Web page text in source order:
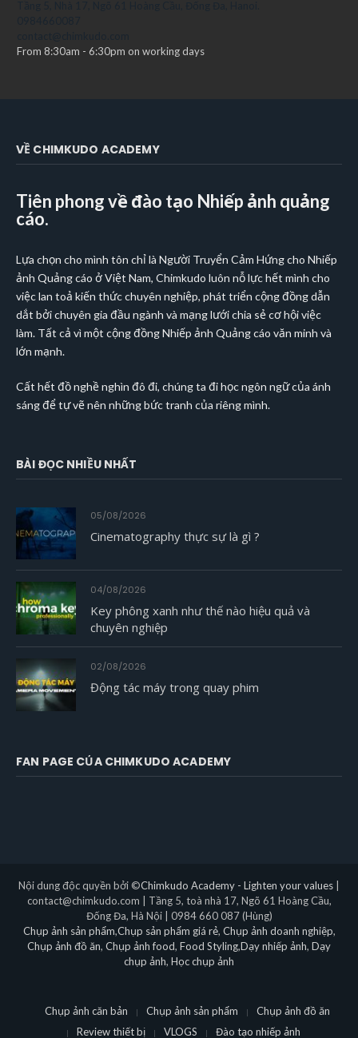
From 8:30am - 6:30pm on working days
VỀ CHIMKUDO ACADEMY
Tiên phong về đào tạo Nhiếp ảnh quảng
cáo.
Lựa chọn cho mình tôn chỉ là Người Truyển Cảm Hứng cho Nhiếp
ảnh Quảng cáo ở Việt Nam, Chimkudo luôn nỗ lực hết mình cho
việc lan toả kiến thức chuyên nghiệp, phát triển cộng đồng dẫn
dắt bởi chuyên gia đầu ngành và mạng lưới chia sẻ cơ hội việc
làm. Tất cả vì một cộng đồng Nhiếp ảnh Quảng cáo văn minh và
lớn mạnh.
Cất hết đồ nghề nghìn đô đi, chúng ta đi học ngôn ngữ của ánh
sáng để tự vẽ nên những bức tranh của riêng mình.
BÀI ĐỌC NHIỀU NHẤT
05/08/2026
Cinematography thực sự là gì ?
04/08/2026
Key phông xanh như thế nào hiệu quả và
chuyên nghiệp
02/08/2026
Động tác máy trong quay phim
FAN PAGE CỦA CHIMKUDO ACADEMY
Nội dung độc quyền bởi ©Chimkudo Academy - Lighten your values |
contact@chimkudo.com | Tầng 5, toà nhà 17, Ngõ 61 Hoàng Cầu,
Đống Đa, Hà Nội | 0984 660 087 (Hùng)
Chụp ảnh sản phẩm,Chụp sản phẩm giá rẻ, Chụp ảnh doanh nghiệp,
Chụp ảnh đồ ăn, Chụp ảnh food, Food Styling,Dạy nhiếp ảnh, Dạy
chụp ảnh, Học chụp ảnh
Chụp ảnh căn bản Chụp ảnh sản phẩm
Chụp ảnh đồ ăn
Review thiết bị
VLOGS Đào tạo nhiếp ảnh